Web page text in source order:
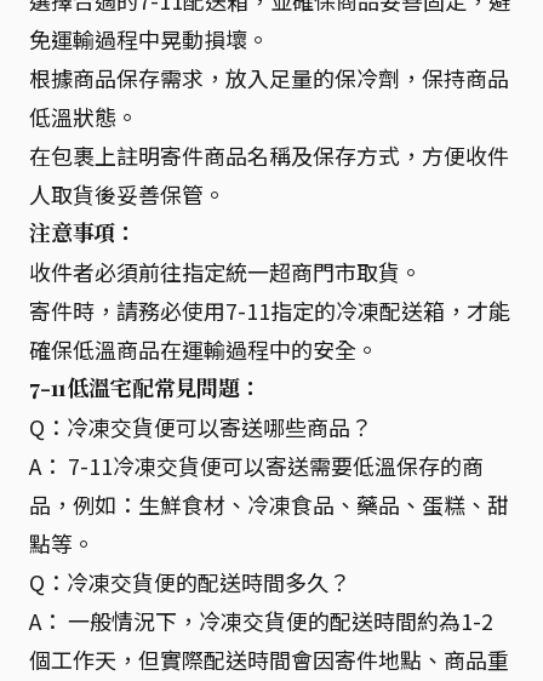
免運輸過程中晃動損壞。
根據商品保存需求，放入足量的保冷劑，保持商品
低溫狀態。
在包裹上註明寄件商品名稱及保存方式，方便收件
人取貨後妥善保管。
注意事項：
收件者必須前往指定統一超商門市取貨。
寄件時，請務必使用7-11指定的冷凍配送箱，才能
確保低溫商品在運輸過程中的安全。
7-11低溫宅配常見問題：
Q：冷凍交貨便可以寄送哪些商品？
A： 7-11冷凍交貨便可以寄送需要低溫保存的商
品，例如：生鮮食材、冷凍食品、藥品、蛋糕、甜
點等。
Q：冷凍交貨便的配送時間多久？
A： 一般情況下，冷凍交貨便的配送時間約為1-2
個工作天，但實際配送時間會因寄件地點、商品重